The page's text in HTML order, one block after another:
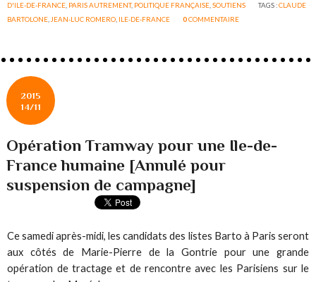
D'ILE-DE-FRANCE PARIS AUTREMENT, POLITIQUE FRANÇAISE ,SOUTIENS TAGS :CLAUDE
BARTOLONE JEAN-LUC ROMERO ILE-DE-FRANCE 0COMMENTAIRE
2015
14/11
Opération Tramway pour une Ile-de-
France humaine [Annulé pour
suspension de campagne]
Ce samedi après-midi, les candidats des listes Barto à Paris seront
aux côtés de Marie-Pierre de la Gontrie pour une grande
opération de tractage et de rencontre avec les Parisiens sur le